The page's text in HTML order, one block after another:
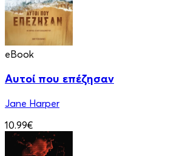
eBook
Αυτοί που επέζησαν
Jane Harper
10.99€